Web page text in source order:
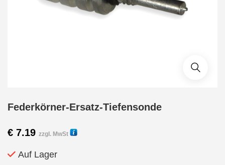
Federkörner-Ersatz-Tiefensonde
€ 7.19 zzgl. MwSt
Auf Lager